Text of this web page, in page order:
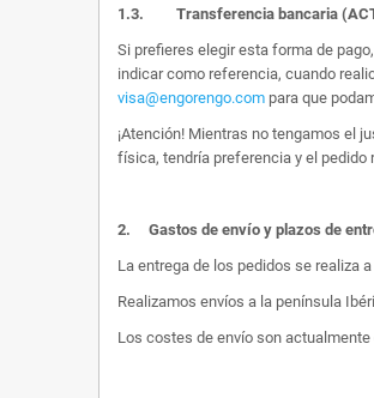
1.3. Transferencia bancaria
Si prefieres elegir esta forma de
indicar como referencia, cuando
visa@engorengo.com para que
¡Atención! Mientras no tengamos el
física, tendría preferencia y el
2. Gastos de envío y plazos de
La entrega de los pedidos se realiza
Realizamos envíos a la península
Los costes de envío son actualmente